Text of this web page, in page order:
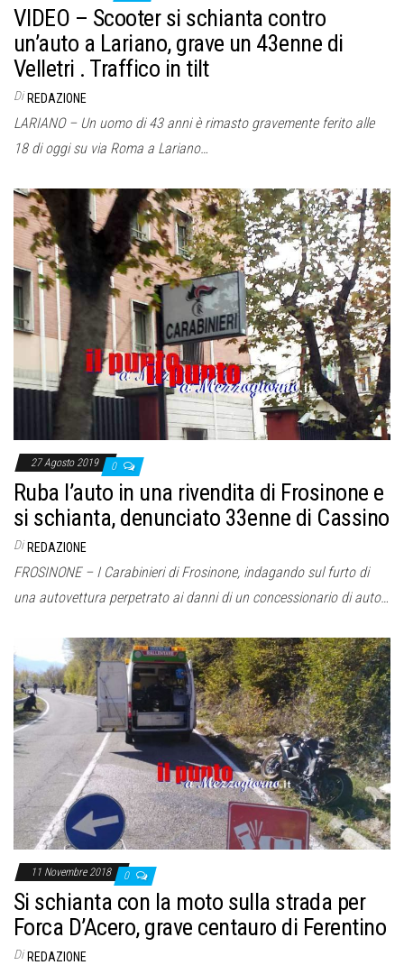
VIDEO – Scooter si schianta contro
un’auto a Lariano, grave un 43enne di
Velletri . Traffico in tilt
Di REDAZIONE
LARIANO – Un uomo di 43 anni è rimasto gravemente ferito alle
18 di oggi su via Roma a Lariano…
27 Agosto 2019 0
Ruba l’auto in una rivendita di Frosinone e
si schianta, denunciato 33enne di Cassino
Di REDAZIONE
FROSINONE – I Carabinieri di Frosinone, indagando sul furto di
una autovettura perpetrato ai danni di un concessionario di auto…
11 Novembre 2018 0
Si schianta con la moto sulla strada per
Forca D’Acero, grave centauro di Ferentino
Di REDAZIONE